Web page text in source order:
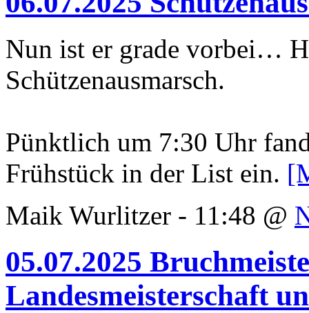
Nun ist er grade vorbei…
Schützenausmarsch.
Pünktlich um 7:30 Uhr
Frühstück in der List ein.
Maik Wurlitzer - 11:48 @
05.07.2025
Landesmeisterschaft